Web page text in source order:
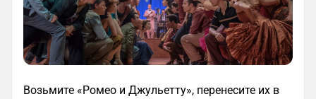
Возьмите «Ромео и Джульетту», перенесите их в